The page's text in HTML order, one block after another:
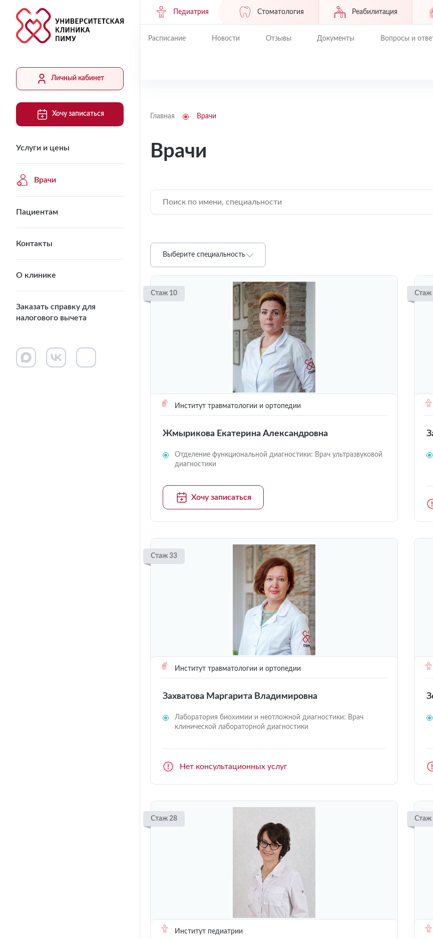
Личный кабинет
Хочу записаться
Услуги и цены
Врачи
Пациентам
Контакты
О клинике
Заказать справку для
налогового вычета
Педиатрия Стоматология Реабилитация
Расписание Новости Отзывы Документы Вопросы и
Главная Врачи
Врачи
Выберите специальность
Стаж 10
Институт травматологии и ортопедии
Жмырикова Екатерина Александровна
Отделение функциональной диагностики: Врач ультразвуковой
диагностики
Хочу записаться
Стаж
Стаж 33
Институт травматологии и ортопедии
Захватова Маргарита Владимировна
Лаборатория биохимии и неотложной диагностики: Врач
клинической лабораторной диагностики
Нет консультационных услуг
Стаж 28
Институт педиатрии
Стаж